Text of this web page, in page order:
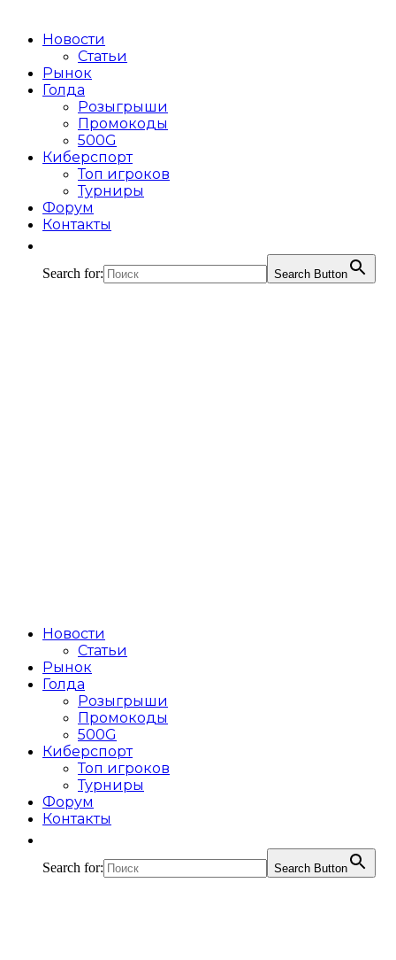
Новости
Статьи
Рынок
Голда
Розыгрыши
Промокоды
500G
Киберспорт
Топ игроков
Турниры
Форум
Контакты
Search for: Search Button
Новости
Статьи
Рынок
Голда
Розыгрыши
Промокоды
500G
Киберспорт
Топ игроков
Турниры
Форум
Контакты
Search for: Search Button